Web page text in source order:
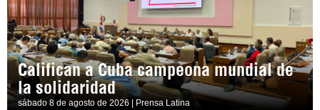
Califican a Cuba campeona mundial de
la solidaridad
sábado 8 de agosto de 2026 | Prensa Latina